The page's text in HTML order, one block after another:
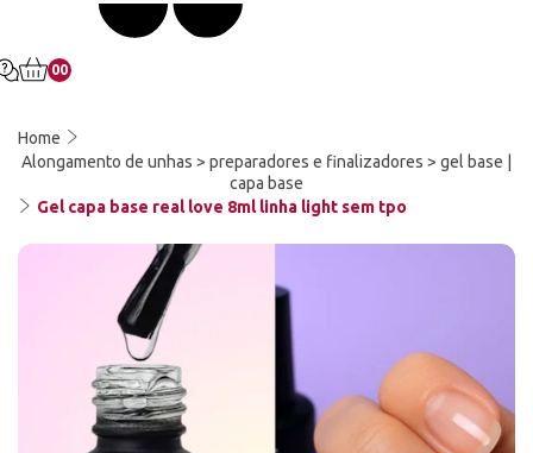
00
Home
Alongamento de unhas > preparadores e finalizadores > gel base |
capa base
Gel capa base real love 8ml linha light sem tpo